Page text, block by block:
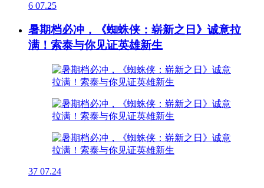
6 07.25
暑期档必冲，《蜘蛛侠：崭新之日》诚意拉
满！索泰与你见证英雄新生
37 07.24